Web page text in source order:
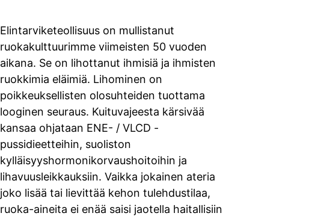
Elintarviketeollisuus on mullistanut
ruokakulttuurimme viimeisten 50 vuoden
aikana. Se on lihottanut ihmisiä ja ihmisten
ruokkimia eläimiä. Lihominen on
poikkeuksellisten olosuhteiden tuottama
looginen seuraus. Kuituvajeesta kärsivää
kansaa ohjataan ENE- / VLCD -
pussidieetteihin, suoliston
kylläisyyshormonikorvaushoitoihin ja
lihavuusleikkauksiin. Vaikka jokainen ateria
joko lisää tai lievittää kehon tulehdustilaa,
ruoka-aineita ei enää saisi jaotella haitallisiin